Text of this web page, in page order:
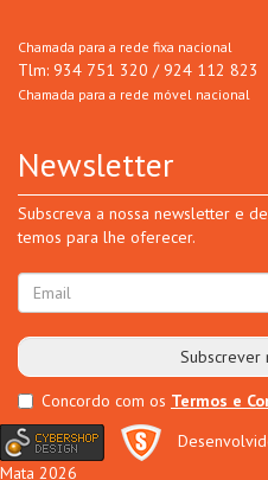
Chamada para a rede fixa nacional
Tlm: 934 751 320 / 924 112 823
Chamada para a rede móvel nacional
Newsletter
Subscreva a nossa newsletter e
temos para lhe oferecer.
Subscrever
Concordo com os Termos e
Mata 2026